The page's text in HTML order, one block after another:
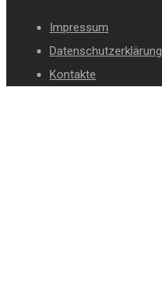
Impressum
Datenschutzerklärung
Kontakte